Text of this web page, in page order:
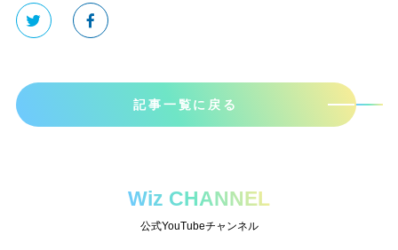
記事一覧に戻る
Wiz CHANNEL
公式YouTubeチャンネル